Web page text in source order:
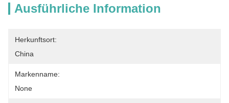
Ausführliche Information
Herkunftsort:
China
Markenname:
None